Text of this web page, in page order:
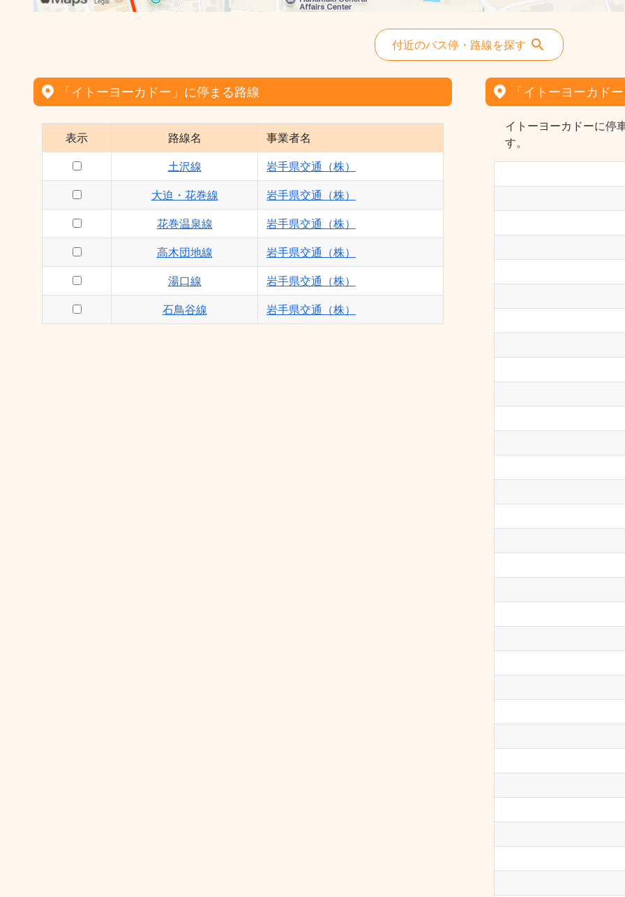
付近のバス停・路線を探す
「イトーヨーカドー」に停まる路線
表示 路線名 事業者名
土沢線 岩手県交通（株）
大迫・花巻線 岩手県交通（株）
花巻温泉線 岩手県交通（株）
高木団地線 岩手県交通（株）
湯口線 岩手県交通（株）
石鳥谷線 岩手県交通（株）
「イトーヨーカド
イトーヨーカドーに停
す。